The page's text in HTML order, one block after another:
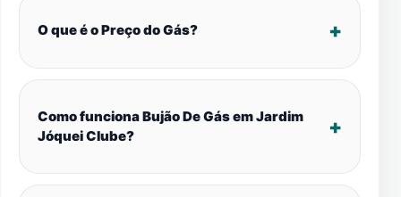
O que é o Preço do Gás?
Como funciona Bujão De Gás em Jardim
Jóquei Clube?